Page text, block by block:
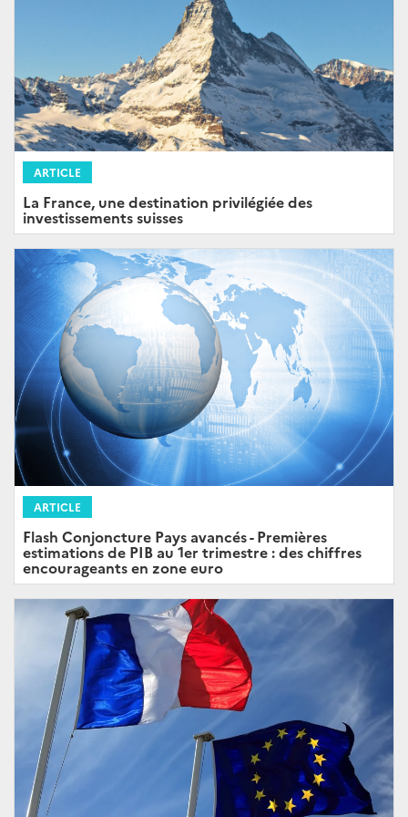
ARTICLE
La France, une destination privilégiée des
investissements suisses
ARTICLE
Flash Conjoncture Pays avancés - Premières
estimations de PIB au 1er trimestre : des chiffres
encourageants en zone euro